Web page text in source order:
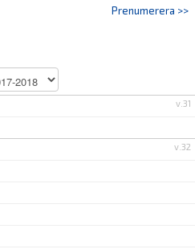
Prenumerera >>
v.31
v.32